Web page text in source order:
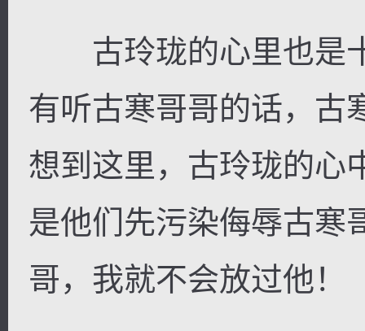
古玲珑的心里也是
有听古寒哥哥的话，古
想到这里，古玲珑的心
是他们先污染侮辱古寒
哥，我就不会放过他！